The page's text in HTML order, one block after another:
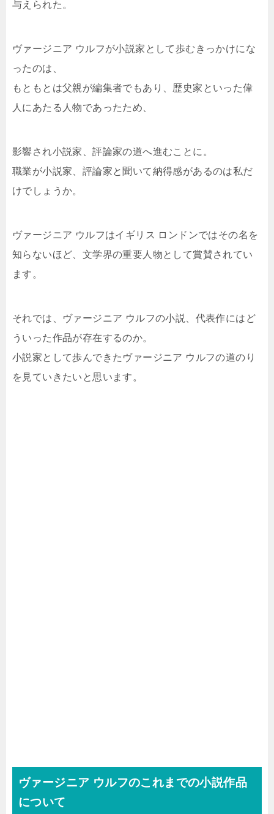
与えられた。
ヴァージニア ウルフが小説家として歩むきっかけにな
ったのは、
もともとは父親が編集者でもあり、歴史家といった偉
人にあたる人物であったため、
影響され小説家、評論家の道へ進むことに。
職業が小説家、評論家と聞いて納得感があるのは私だ
けでしょうか。
ヴァージニア ウルフはイギリス ロンドンではその名を
知らないほど、文学界の重要人物として賞賛されてい
ます。
それでは、ヴァージニア ウルフの小説、代表作にはど
ういった作品が存在するのか。
小説家として歩んできたヴァージニア ウルフの道のり
を見ていきたいと思います。
ヴァージニア ウルフのこれまでの小説作品
について